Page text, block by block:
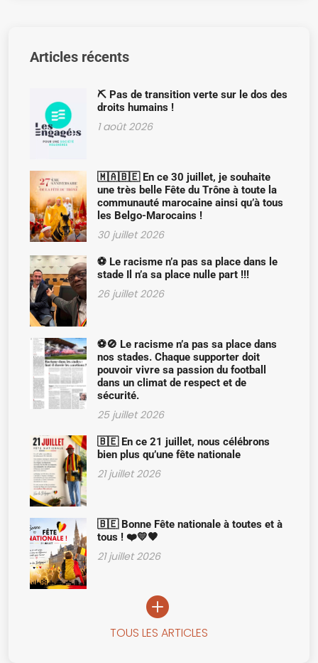
Articles récents
⛏️ Pas de transition verte sur le dos des
droits humains !
1 août 2026
🇲🇦🇧🇪 En ce 30 juillet, je souhaite
une très belle Fête du Trône à toute la
communauté marocaine ainsi qu’à tous
les Belgo-Marocains !
30 juillet 2026
⚽ Le racisme n’a pas sa place dans le
stade Il n’a sa place nulle part !!!
26 juillet 2026
⚽🚫 Le racisme n’a pas sa place dans
nos stades. Chaque supporter doit
pouvoir vivre sa passion du football
dans un climat de respect et de
sécurité.
25 juillet 2026
🇧🇪 En ce 21 juillet, nous célébrons
bien plus qu’une fête nationale
21 juillet 2026
🇧🇪 Bonne Fête nationale à toutes et à
tous ! ❤️💛🖤
21 juillet 2026
TOUS LES ARTICLES